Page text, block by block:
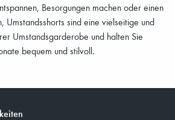
Besorgungen machen oder einen
Umstandsshorts sind eine vielseitige und
Umstandsgarderobe und halten Sie
bequem und stilvoll.